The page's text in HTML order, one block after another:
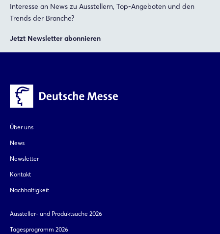
Interesse an News zu Ausstellern, Top-Angeboten und den
Trends der Branche?
Jetzt Newsletter abonnieren
Über uns
News
Newsletter
Kontakt
Nachhaltigkeit
Aussteller- und Produktsuche 2026
Tagesprogramm 2026